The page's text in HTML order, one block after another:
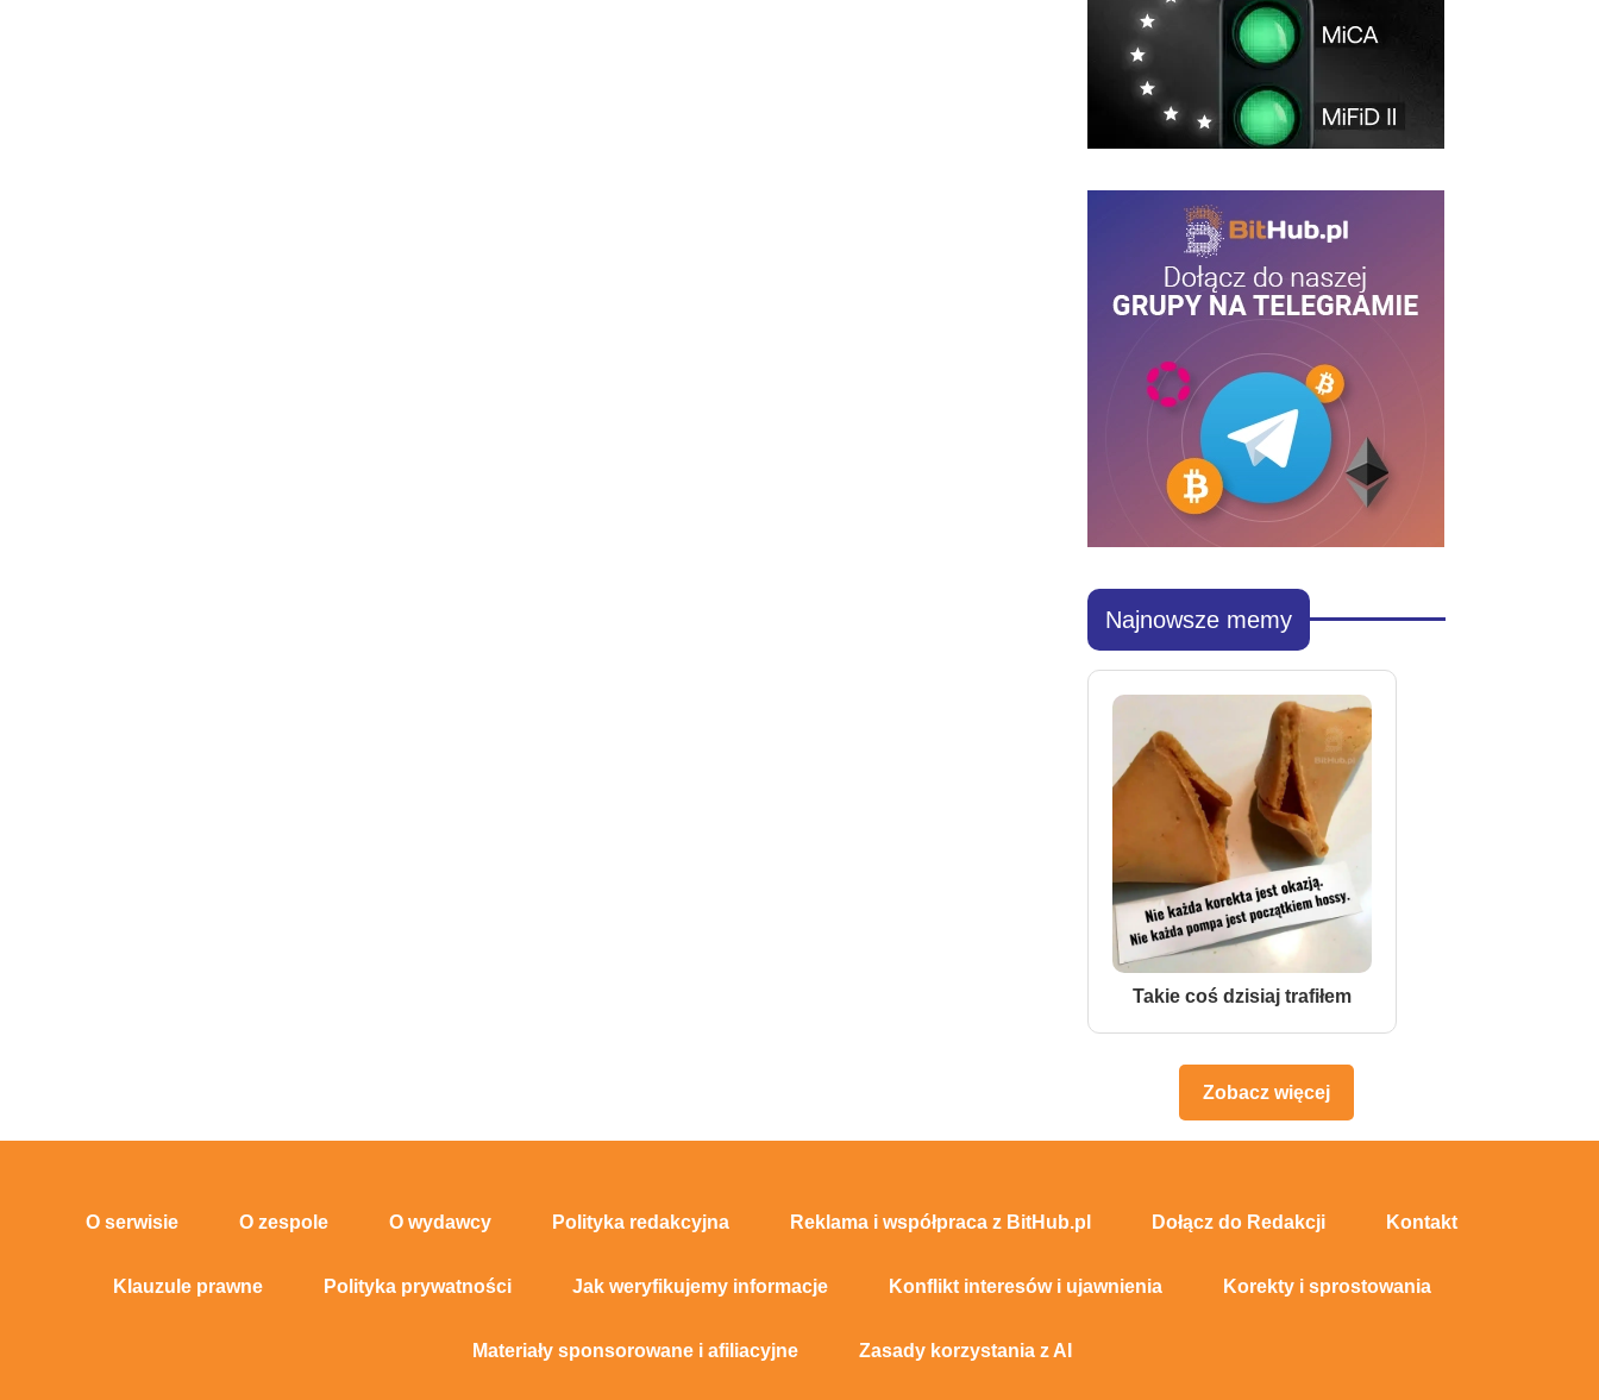
Najnowsze memy
Takie coś dzisiaj trafiłem
Zobacz więcej
O serwisie O zespole O wydawcy Polityka redakcyjna Reklama i współpraca z BitHub.pl Dołącz do Redakcji Kontakt
Klauzule prawne Polityka prywatności Jak weryfikujemy informacje Konflikt interesów i ujawnienia Korekty i sprostowania
Materiały sponsorowane i afiliacyjne Zasady korzystania z AI